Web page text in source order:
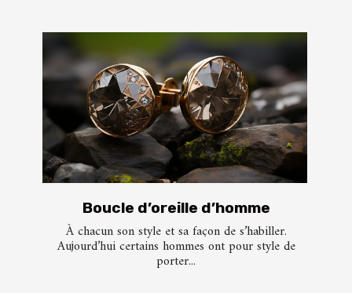
Boucle d’oreille d’homme
À chacun son style et sa façon de s’habiller.
Aujourd’hui certains hommes ont pour style de
porter...